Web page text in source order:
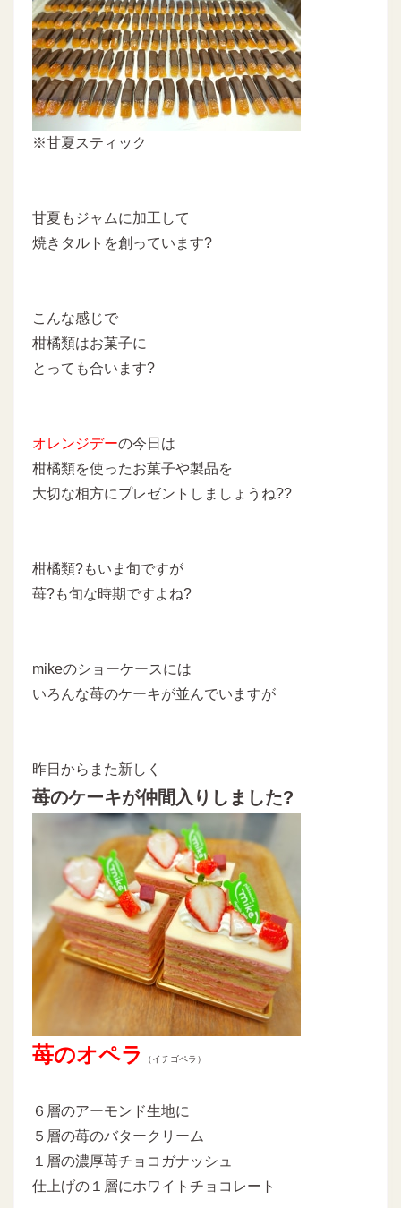
※甘夏スティック
甘夏もジャムに加工して
焼きタルトを創っています?
こんな感じで
柑橘類はお菓子に
とっても合います?
オレンジデーの今日は
柑橘類を使ったお菓子や製品を
大切な相方にプレゼントしましょうね??
柑橘類?もいま旬ですが
苺?も旬な時期ですよね?
mikeのショーケースには
いろんな苺のケーキが並んでいますが
昨日からまた新しく
苺のケーキが仲間入りしました?
苺のオペラ （イチゴペラ）
６層のアーモンド生地に
５層の苺のバタークリーム
１層の濃厚苺チョコガナッシュ
仕上げの１層にホワイトチョコレート